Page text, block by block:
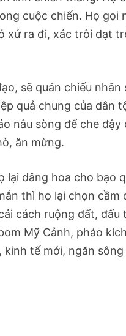
cuộc chiến. Họ gọi
xứ ra đi, xác trôi dạt
sẽ quán chiếu
quả chung của
nâu sòng để che
ăn mừng.
lại dâng hoa cho bạo
thì họ lại chọn
cách ruộng đất,
Mỹ Cảnh, pháo
kinh tế mới, ngăn